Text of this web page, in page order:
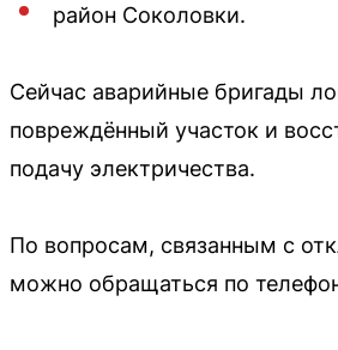
район Соколовки.
Сейчас аварийные бригады
повреждённый участок и
подачу электричества.
По вопросам, связанным с
можно обращаться по